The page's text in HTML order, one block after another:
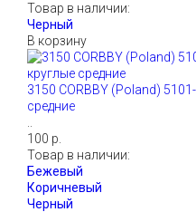
Товар в наличии:
В корзину
3150 CORBBY (Poland)
средние
100 р.
Товар в наличии: